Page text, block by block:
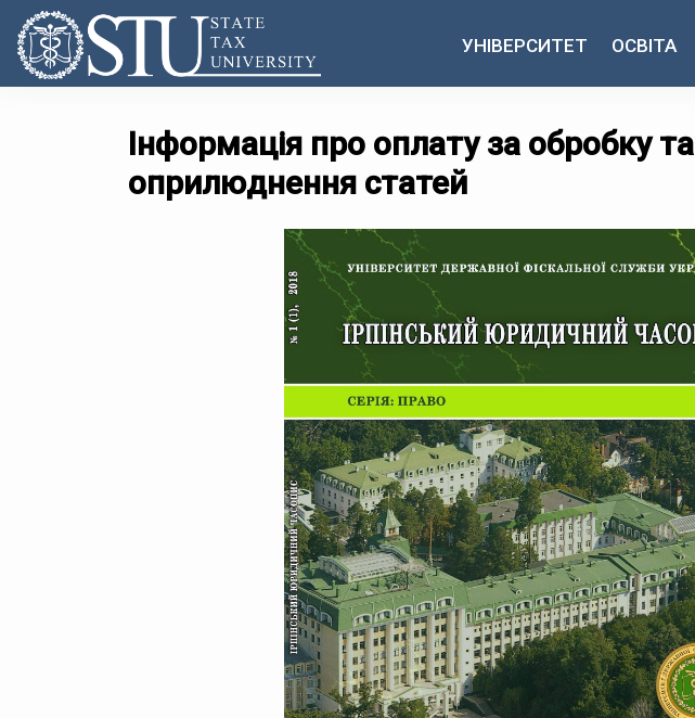
УНІВЕРСИТЕТ ОСВІТА
Інформація про оплату за обробку та
оприлюднення статей